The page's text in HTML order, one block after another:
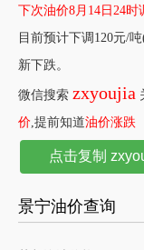
下次油价8月14日24时
目前预计下调120元/
新下跌。
微信搜索 zxyoujia
价,提前知道油价涨跌
点击复制
景宁油价查询